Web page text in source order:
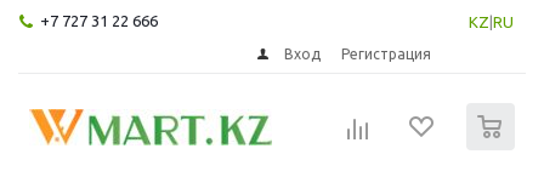
+7 727 31 22 666 KZ RU
Вход Регистрация